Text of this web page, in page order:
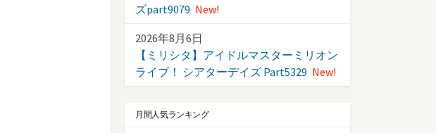
ズpart9079 New!
2026年8月6日
【ミリシタ】アイドルマスターミリオン
ライブ！ シアターデイズ Part5329 New!
月間人気ランキング